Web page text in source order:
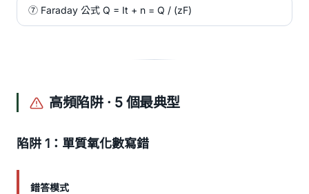
⑦ Faraday 公式 Q = It + n = Q / (zF)
高頻陷阱 · 5 個最典型
陷阱 1：單質氧化數寫錯
錯答模式